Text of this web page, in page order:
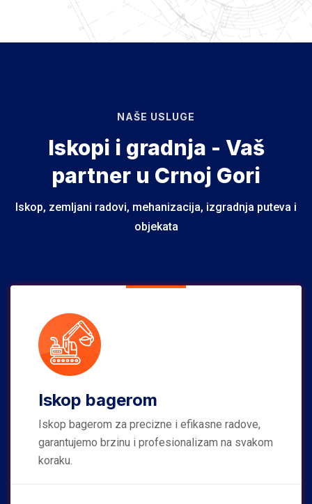
NAŠE USLUGE
Iskopi i gradnja - Vaš
partner u Crnoj Gori
Iskop, zemljani radovi, mehanizacija, izgradnja puteva i
objekata
Iskop bagerom
Iskop bagerom za precizne i efikasne radove,
garantujemo brzinu i profesionalizam na svakom
koraku.